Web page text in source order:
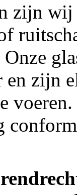
zijn wij
en zijn